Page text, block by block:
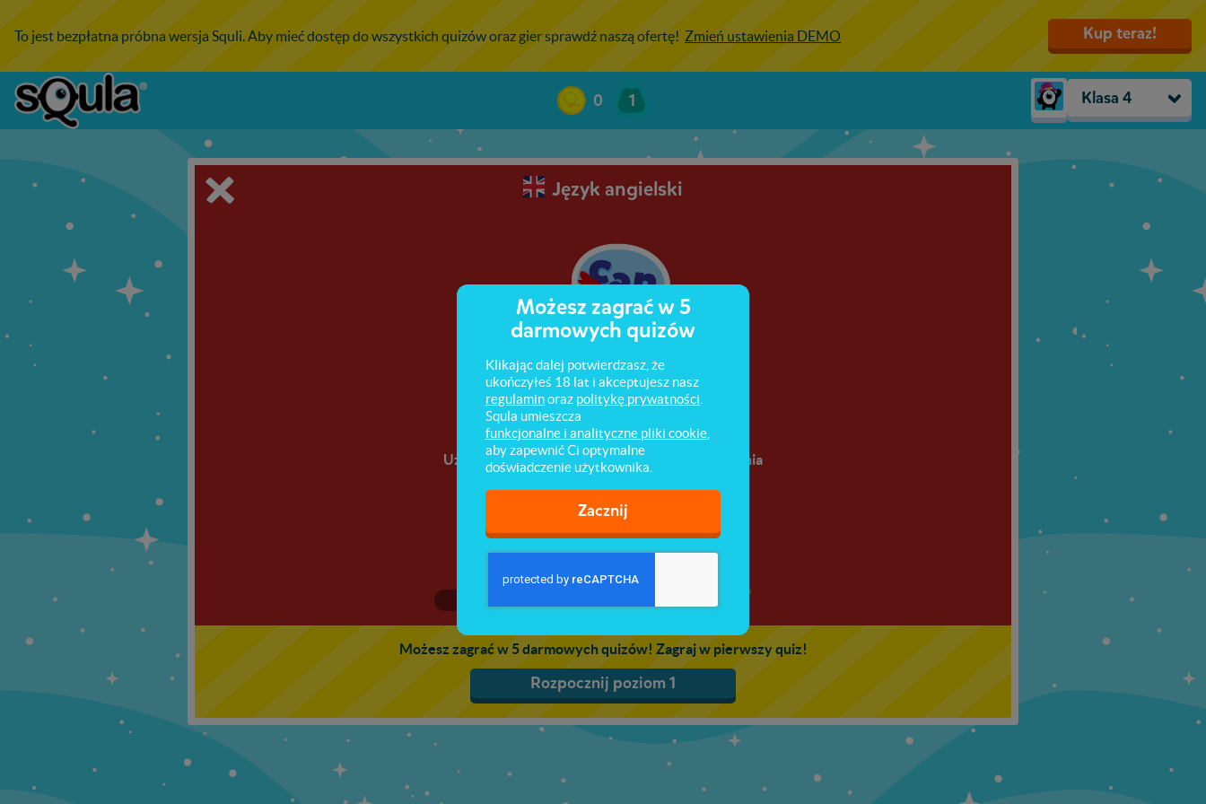
To jest bezpłatna próbna wersja Squli. Aby mieć dostęp do wszystkich quizów oraz gier sprawdź naszą ofertę! Zmień ustawienia DEMO Kup teraz!
0 1 Klasa 4
Przedszkole
Zerówka
Klasa 2
Klasa 3
Język angielski
Can (skills)
Użycie czasownika "móc / potrafić" do opisywania
umiejętności, zdolności.
Możesz zagrać w 5 darmowych quizów! Zagraj w pierwszy quiz!
Rozpocznij poziom 1
Możesz zagrać w 5
darmowych quizów
Klikając dalej potwierdzasz, że
ukończyłeś 18 lat i akceptujesz nasz
regulaminoraz politykę prywatności
Squla umieszcza
funkcjonalne i analityczne pliki cookie
aby zapewnić Ci optymalne
doświadczenie użytkownika.
Zacznij